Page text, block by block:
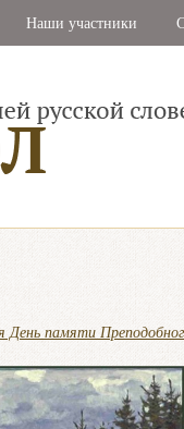
Наши участники
День памяти